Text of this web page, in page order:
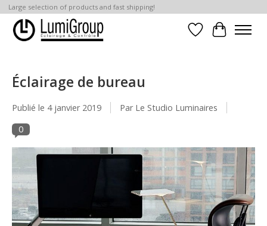
Large selection of products and fast shipping!
Liste dePanier
Éclairage de bureau
Publié le 4 janvier 2019
Par Le Studio Luminaires
0